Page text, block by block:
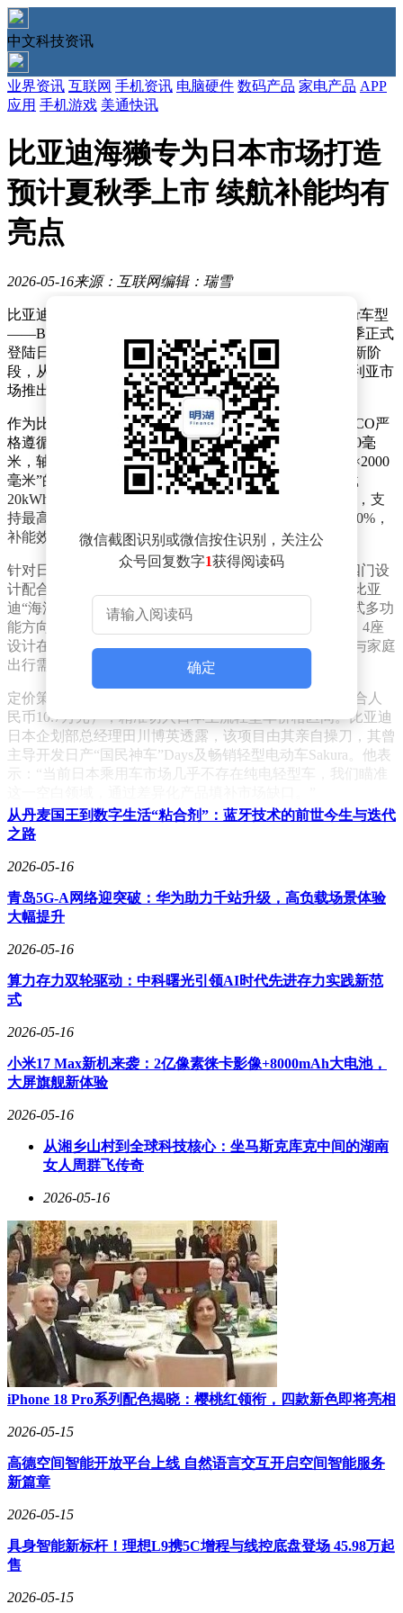
中文科技资讯
业界资讯 互联网 手机资讯 电脑硬件 数码产品 家电产品 APP
应用 手机游戏 美通快讯
比亚迪海獭专为日本市场打造
预计夏秋季上市 续航补能均有
亮点
2026-05-16来源：互联网编辑：瑞雪
比亚迪近日宣布，其专为日本市场打造的首款纯电K-Car车型
——BYD RACCO（中文名“海獭”），计划于今年夏秋季正式
登陆日本市场。这一举措标志着比亚迪全球化战略迈入新阶
段，从产品输出转向“深度本地化研发”，此前针对澳大利亚市
场推出的Shark皮卡已展现类似策略。
作为比亚迪首款为单一海外市场独立开发的车型，RACCO严
格遵循日本K-Car法规标准，车身尺寸为3395×1475×1800毫
米，轴距2490毫米，完美契合“长宽高不超过3400×1480×2000
毫米”的限定。动力系统采用前置前驱单电机布局，搭载
20kWh磷酸铁锂电池，WLTC工况下续航里程达180公里，支
持最高100kW直流快充，30分钟即可将电量从30%充至80%，
补能效率显著优于同级燃油车型。
针对日本城市狭窄道路的使用场景，RACCO创新采用四门设
计配合后排双侧滑门，大幅提升停车便利性。内饰延续比亚
迪“海洋美学”理念，右舵布局搭配悬浮式中控屏与三辐式多功
能方向盘，全系标配L2+级辅助驾驶系统。空间布局上，4座
设计在有限尺寸下最大化利用车内空间，满足日常通勤与家庭
出行需求。
定价策略方面，RACCO官方指导价约为250万日元（约合人
民币10.7万元），精准切入日本主流轻型车价格区间。比亚迪
日本企划部总经理田川博英透露，该项目由其亲自操刀，其曾
主导开发日产“国民神车”Days及畅销轻型电动车Sakura。他表
示：“当前日本乘用车市场几乎不存在纯电轻型车，我们瞄准
尽管田川博英承认RACCO短期内难以实现盈利，但强调比亚
迪将通过稳定的产品交付与优质服务，逐步在日本市场建立品
牌认知。这一战略与比亚迪在欧洲、东南亚等市场的布局形成
耕。
微信截图识别或微信按住识别，关注公
众号回复数字1获得阅读码
确定
从丹麦国王到数字生活“粘合剂”：蓝牙技术的前世今生与迭代
之路
2026-05-16
青岛5G-A网络迎突破：华为助力千站升级，高负载场景体验
大幅提升
2026-05-16
算力存力双轮驱动：中科曙光引领AI时代先进存力实践新范
式
2026-05-16
小米17 Max新机来袭：2亿像素徕卡影像+8000mAh大电池，
大屏旗舰新体验
2026-05-16
从湘乡山村到全球科技核心：坐马斯克库克中间的湖南
女人周群飞传奇
2026-05-16
iPhone 18 Pro系列配色揭晓：樱桃红领衔，四款新色即将亮相
2026-05-15
高德空间智能开放平台上线 自然语言交互开启空间智能服务
新篇章
2026-05-15
具身智能新标杆！理想L9携5C增程与线控底盘登场 45.98万起
售
2026-05-15